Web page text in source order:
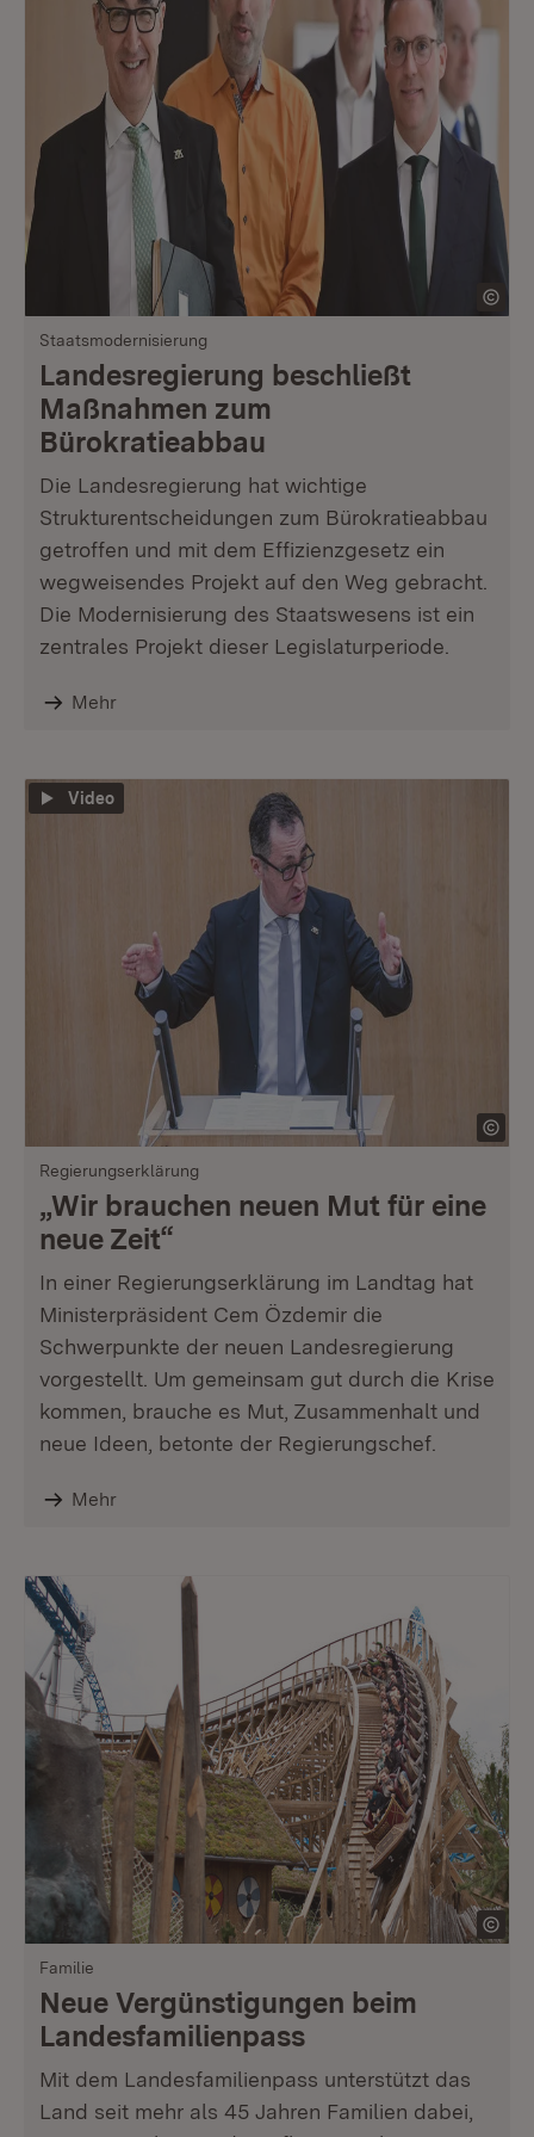
Staatsmodernisierung
Landesregierung beschließt
Maßnahmen zum
Bürokratieabbau
Die Landesregierung hat wichtige
Strukturentscheidungen zum Bürokratieabbau
getroffen und mit dem Effizienzgesetz ein
wegweisendes Projekt auf den Weg gebracht.
Die Modernisierung des Staatswesens ist ein
zentrales Projekt dieser Legislaturperiode.
Mehr
Video
Regierungserklärung
„Wir brauchen neuen Mut für eine
neue Zeit“
In einer Regierungserklärung im Landtag hat
Ministerpräsident Cem Özdemir die
Schwerpunkte der neuen Landesregierung
vorgestellt. Um gemeinsam gut durch die Krise
kommen, brauche es Mut, Zusammenhalt und
neue Ideen, betonte der Regierungschef.
Mehr
Familie
Neue Vergünstigungen beim
Landesfamilienpass
Mit dem Landesfamilienpass unterstützt das
Land seit mehr als 45 Jahren Familien dabei,